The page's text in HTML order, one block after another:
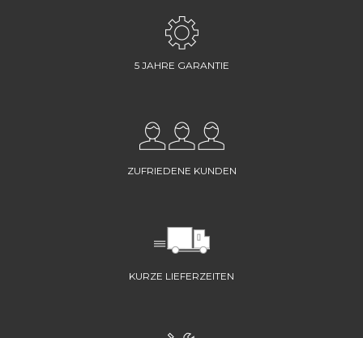
5 JAHRE GARANTIE
ZUFRIEDENE KUNDEN
KURZE LIEFERZEITEN